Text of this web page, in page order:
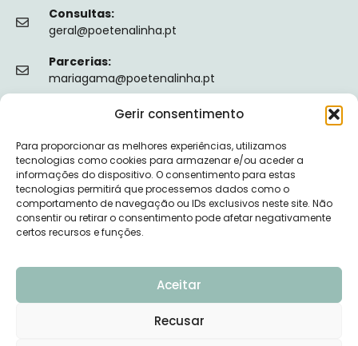
Gerir consentimento
Para proporcionar as melhores experiências, utilizamos
tecnologias como cookies para armazenar e/ou aceder a
informações do dispositivo. O consentimento para estas
tecnologias permitirá que processemos dados como o
comportamento de navegação ou IDs exclusivos neste site. Não
consentir ou retirar o consentimento pode afetar negativamente
certos recursos e funções.
Aceitar
Recusar
Consultas:
geral@poetenalinha.pt
Parcerias:
mariagama@poetenalinha.pt
Política de privacidade
Termos e Condições
Livro de reclamações